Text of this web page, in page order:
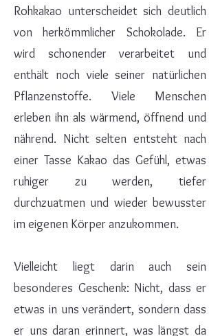
Rohkakao unterscheidet sich deutlich
von herkömmlicher Schokolade. Er
wird schonender verarbeitet und
enthält noch viele seiner natürlichen
Pflanzenstoffe. Viele Menschen
erleben ihn als wärmend, öffnend und
nährend. Nicht selten entsteht nach
einer Tasse Kakao das Gefühl, etwas
ruhiger zu werden, tiefer
durchzuatmen und wieder bewusster
im eigenen Körper anzukommen.
Vielleicht liegt darin auch sein
besonderes Geschenk: Nicht, dass er
etwas in uns verändert, sondern dass
er uns daran erinnert, was längst da